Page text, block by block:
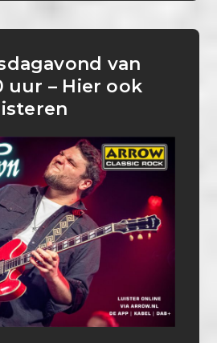
van
uur – Hier ook